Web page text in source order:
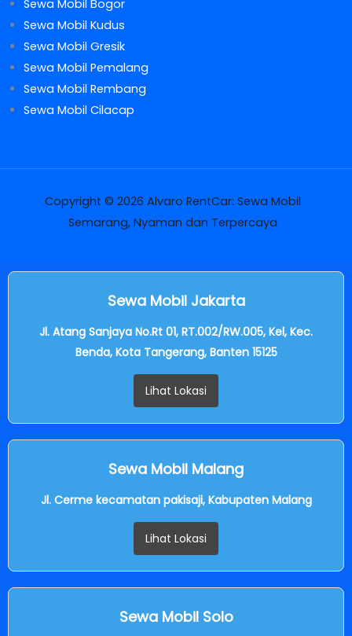
Sewa Mobil Bogor
Sewa Mobil Kudus
Sewa Mobil Gresik
Sewa Mobil Pemalang
Sewa Mobil Rembang
Sewa Mobil Cilacap
Copyright © 2026 Alvaro RentCar: Sewa Mobil
Semarang, Nyaman dan Terpercaya
Sewa Mobil Jakarta
Jl. Atang Sanjaya No.Rt 01, RT.002/RW.005, Kel, Kec.
Benda, Kota Tangerang, Banten 15125
Lihat Lokasi
Sewa Mobil Malang
Jl. Cerme kecamatan pakisaji, Kabupaten Malang
Lihat Lokasi
Sewa Mobil Solo